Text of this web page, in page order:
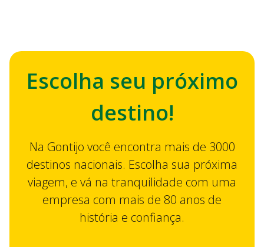
Escolha seu próximo
destino!
Na Gontijo você encontra mais de 3000
destinos nacionais. Escolha sua próxima
viagem, e vá na tranquilidade com uma
empresa com mais de 80 anos de
história e confiança.